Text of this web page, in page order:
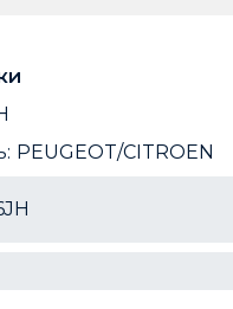
PEUGEOT/CITROEN